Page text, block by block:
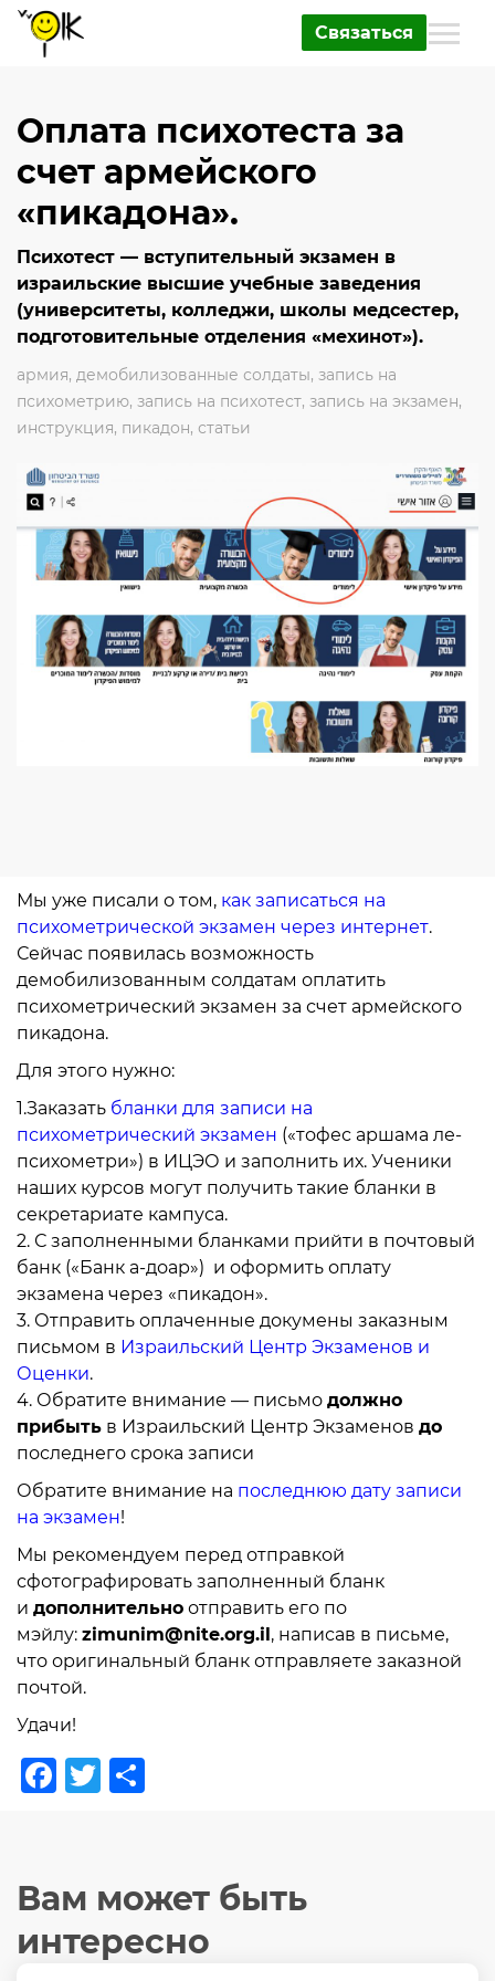
Связаться
Оплата психотеста за
счет армейского
«пикадона».
Психотест — вступительный экзамен в
израильские высшие учебные заведения
(университеты, колледжи, школы медсестер,
подготовительные отделения «мехинот»).
армия, демобилизованные солдаты, запись на
психометрию, запись на психотест, запись на экзамен,
инструкция, пикадон, статьи
Мы уже писали о том, как записаться на
психометрической экзамен через интернет.
Сейчас появилась возможность
демобилизованным солдатам оплатить
психометрический экзамен за счет армейского
пикадона.
Для этого нужно:
1.Заказать бланки для записи на
психометрический экзамен («тофес аршама ле-
психометри») в ИЦЭО и заполнить их. Ученики
наших курсов могут получить такие бланки в
секретариате кампуса.
2. С заполненными бланками прийти в почтовый
банк («Банк а-доар») и оформить оплату
экзамена через «пикадон».
3. Отправить оплаченные докумены заказным
письмом в Израильский Центр Экзаменов и
Оценки.
4. Обратите внимание — письмо должно
прибыть в Израильский Центр Экзаменов до
последнего срока записи
Обратите внимание на последнюю дату записи
на экзамен!
Мы рекомендуем перед отправкой
сфотографировать заполненный бланк
и дополнительно отправить его по
мэйлу: zimunim@nite.org.il , написав в письме,
что оригинальный бланк отправляете заказной
почтой.
Удачи!
Facebook
Twitter
Вам может быть
интересно